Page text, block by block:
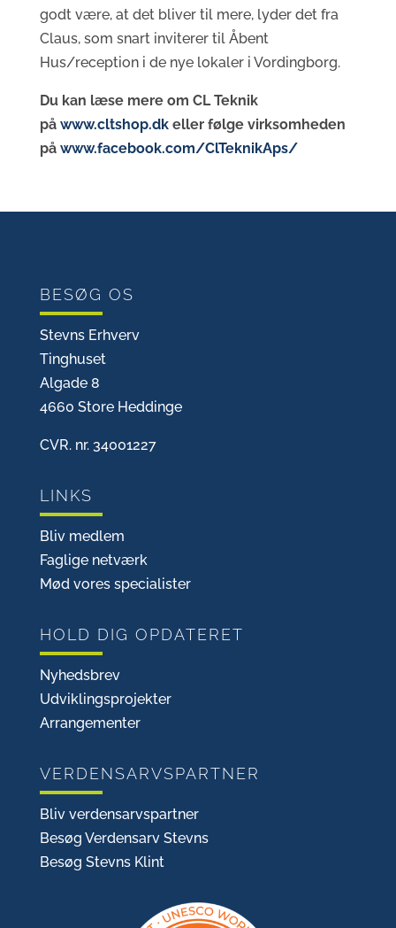
godt være, at det bliver til mere, lyder det fra
Claus, som snart inviterer til Åbent
Hus/reception i de nye lokaler i Vordingborg.
Du kan læse mere om CL Teknik
på www.cltshop.dkeller følge virksomheden
på www.facebook.com/ClTeknikAps/
BESØG OS
Stevns Erhverv
Tinghuset
Algade 8
4660 Store Heddinge
CVR. nr. 34001227
LINKS
Bliv medlem
Faglige netværk
Mød vores specialister
HOLD DIG OPDATERET
Nyhedsbrev
Udviklingsprojekter
Arrangementer
VERDENSARVSPARTNER
Bliv verdensarvspartner
Besøg Verdensarv Stevns
Besøg Stevns Klint